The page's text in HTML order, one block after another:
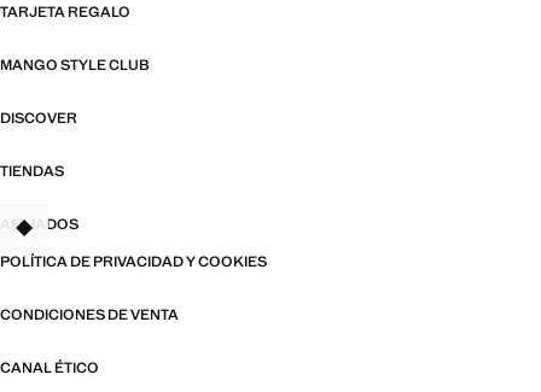
TARJETA REGALO
MANGO STYLE CLUB
DISCOVER
TIENDAS
AFILIADOS
POLÍTICA DE PRIVACIDAD Y COOKIES
CONDICIONES DE VENTA
CANAL ÉTICO